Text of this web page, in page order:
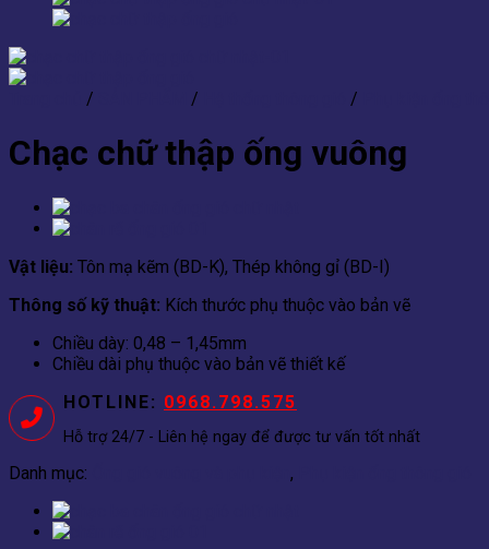
/ / /
Chạc chữ thập ống vuông
Vật liệu: Tôn mạ kẽm (BD-K), Thép không gỉ (BD-I)
Thông số kỹ thuật: Kích thước phụ thuộc vào bản vẽ
Chiều dày: 0,48 – 1,45mm
Chiều dài phụ thuộc vào bản vẽ thiết kế
HOTLINE: 0968.798.575
Hỗ trợ 24/7 - Liên hệ ngay để được tư vấn tốt nhất
Danh mục: ,